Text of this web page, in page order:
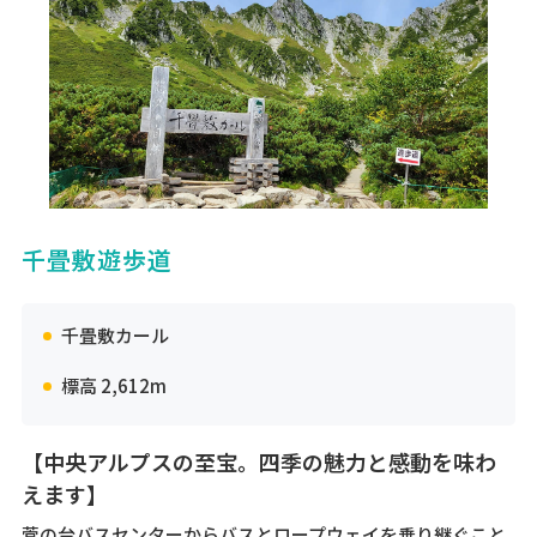
千畳敷遊歩道
千畳敷カール
標高 2,612m
【中央アルプスの至宝。四季の魅力と感動を味わ
えます】